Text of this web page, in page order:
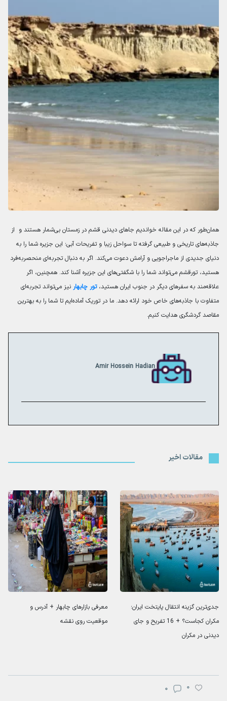
همان‌طور که در این مقاله خواندیم جاهای دیدنی قشم در زمستان بی‌شمار هستند و از
جاذبه‌های تاریخی و طبیعی گرفته تا سواحل زیبا و تفریحات آبی؛ این جزیره شما را به
دنیای جدیدی از ماجراجویی و آرامش دعوت می‌کند. اگر به دنبال تجربه‌ای منحصربه‌فرد
هستید، تورقشم می‌تواند شما را با شگفتی‌های این جزیره آشنا کند. همچنین، اگر
علاقه‌مند به سفرهای دیگر در جنوب ایران هستید،تور چابهار نیز می‌تواند تجربه‌ای
متفاوت با جاذبه‌های خاص خود ارائه دهد. ما در توریک آماده‌ایم تا شما را به بهترین
مقاصد گردشگری هدایت کنیم.
Amir Hossein Hadian
0
0
مقالات اخیر
جدی‌ترین گزینه انتقال پایتخت ایران؛
مکران کجاست؟ + 16 تفریح و جای
دیدنی در مکران
معرفی بازارهای چابهار + آدرس و
موقعیت روی نقشه